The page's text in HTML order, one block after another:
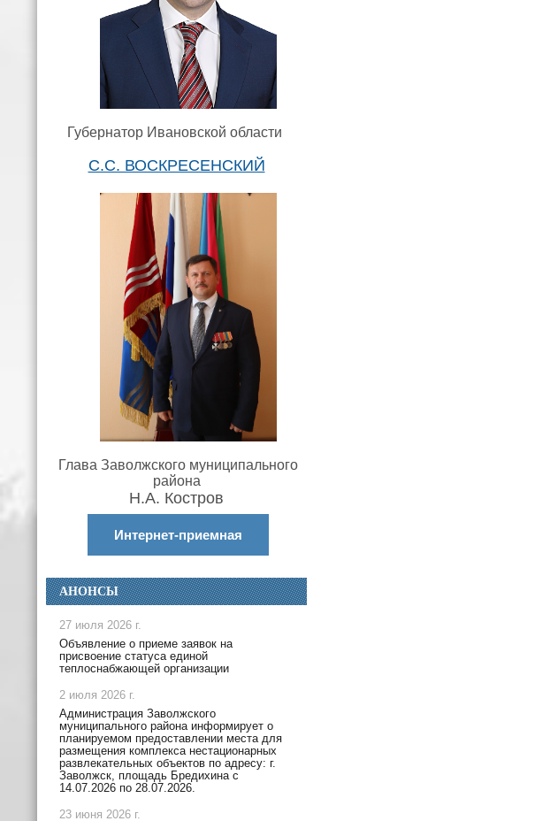
Губернатор Ивановской области
С.С. ВОСКРЕСЕНСКИЙ
Глава Заволжского муниципального
района
Н.А. Костров
Интернет-приемная
АНОНСЫ
27 июля 2026 г.
Объявление о приеме заявок на
присвоение статуса единой
теплоснабжающей организации
2 июля 2026 г.
Администрация Заволжского
муниципального района информирует о
планируемом предоставлении места для
размещения комплекса нестационарных
развлекательных объектов по адресу: г.
Заволжск, площадь Бредихина с
14.07.2026 по 28.07.2026.
23 июня 2026 г.